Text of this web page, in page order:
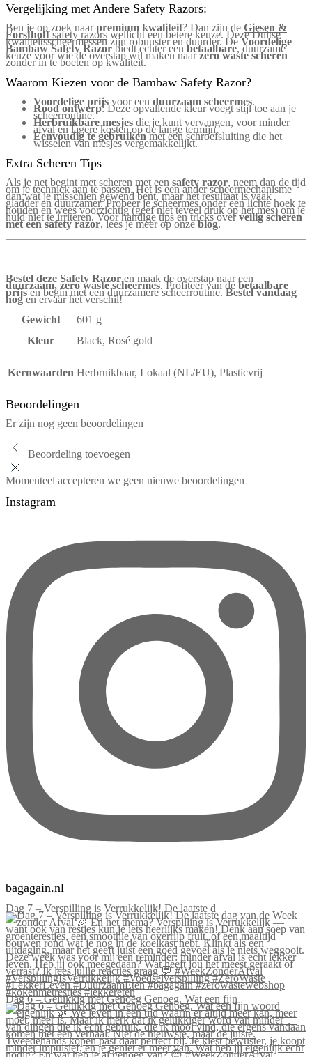
Vergelijking met Andere Safety Razors:
Ben je op zoek naarpremium kwaliteit? Dan zijn de Giesen &
Forsthoffsafety razorswellicht een betere keuze. Deze Duitse
kwaliteitsscheermessen zijn robuuster en duurder. DeVoordelige
Bambaw Safety Razorbiedt echter een betaalbare, duurzame
keuze voor wie de overstap wil maken naarzero waste scheren
zonder in te boeten op kwaliteit.
Waarom Kiezen voor de Bambaw Safety Razor?
Voordelige prijs voor een duurzaam scheermes.
Rood ontwerp: Deze opvallende kleur voegt stijl toe aan je
scheerroutine.
Herbruikbare mesjes die je kunt vervangen, voor minder
afval en lagere kosten op de lange termijn.
Eenvoudig te gebruikenmet een schroefsluiting die het
wisselen van mesjes vergemakkelijkt.
Extra Scheren Tips
Als je net begint met scheren met een safety razor, neem dan de tijd
om je techniek aan te passen. Het is een ander scheermechanisme
dan wat je misschien gewend bent, maar het resultaat is vaak
gladder en duurzamer. Probeer je scheermes onder een lichte hoek te
houden en wees voorzichtig (geef niet teveel druk op het mes) om je
huid niet te irriteren.Voor handige tips en tricks overveilig scheren
met een safety razor, lees je meer op onzeblog.
Bestel deze Safety Razor en maak de overstap naar een
duurzaam, zero waste scheermes. Profiteer van de betaalbare
prijsen begin met een duurzamere scheerroutine. Bestel vandaag
nogen ervaar het verschil!
Gewicht
601 g
Kleur
Black, Rosé gold
Kernwaarden Herbruikbaar, Lokaal (NL/EU), Plasticvrij
Beoordelingen
Er zijn nog geen beoordelingen
Beoordeling toevoegen
Momenteel accepteren we geen nieuwe beoordelingen
Instagram
bagagain.nl
Dag 7 – Verspilling is Verrukkelijk! De laatste d
Dag 6 – Gelukkig met Genoeg Genoeg. Wat een fijn